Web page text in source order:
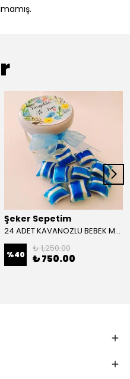
Şeker Sepetim
24 ADET KAVANOZLU BEBEK MEVLÜT ŞEKERİ MS21
%40
₺ 1,250.00
₺ 750.00